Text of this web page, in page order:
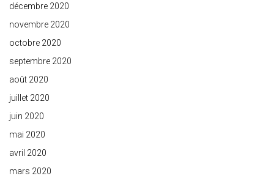
décembre 2020
novembre 2020
octobre 2020
septembre 2020
août 2020
juillet 2020
juin 2020
mai 2020
avril 2020
mars 2020